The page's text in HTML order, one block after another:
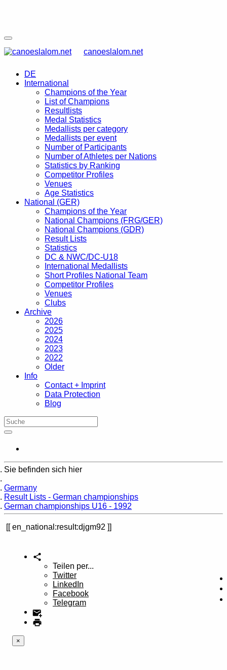
canoeslalom.net
DE
International
Champions of the Year
List of Champions
Resultlists
Medal Statistics
Medallists per category
Medallists per event
Number of Participants
Number of Athletes per Nations
Statistics by Ranking
Competitor Profiles
Venues
Age Statistics
National (GER)
Champions of the Year
National Champions (FRG/GER)
National Champions (GDR)
Result Lists
Statistics
DC & NWC/DC-U18
International Medallists
Short Profiles National Team
Competitor Profiles
Venues
Clubs
Archive
2026
2025
2024
2023
2022
Older
Info
Contact + Imprint
Data Protection
Blog
Sie befinden sich hier
Germany
Result Lists - German championships
German championships U16 - 1992
en_national:result:djgm92
Teilen per...
Twitter
LinkedIn
Facebook
Telegram
×